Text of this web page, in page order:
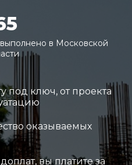
в Московской
под ключ, от проекта
оказываемых
вы платите за